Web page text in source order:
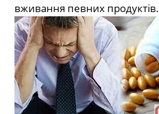
вживання певних продуктів.